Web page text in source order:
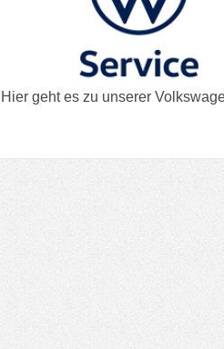
Hier geht es zu unserer